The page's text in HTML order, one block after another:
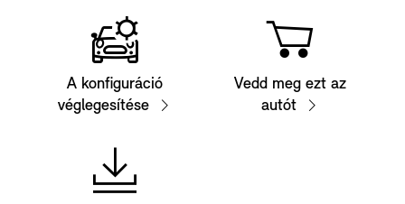
A konfiguráció
véglegesítése
Vedd meg ezt az
autót